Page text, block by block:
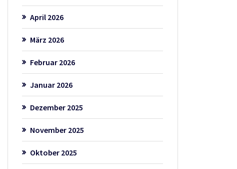
April 2026
März 2026
Februar 2026
Januar 2026
Dezember 2025
November 2025
Oktober 2025